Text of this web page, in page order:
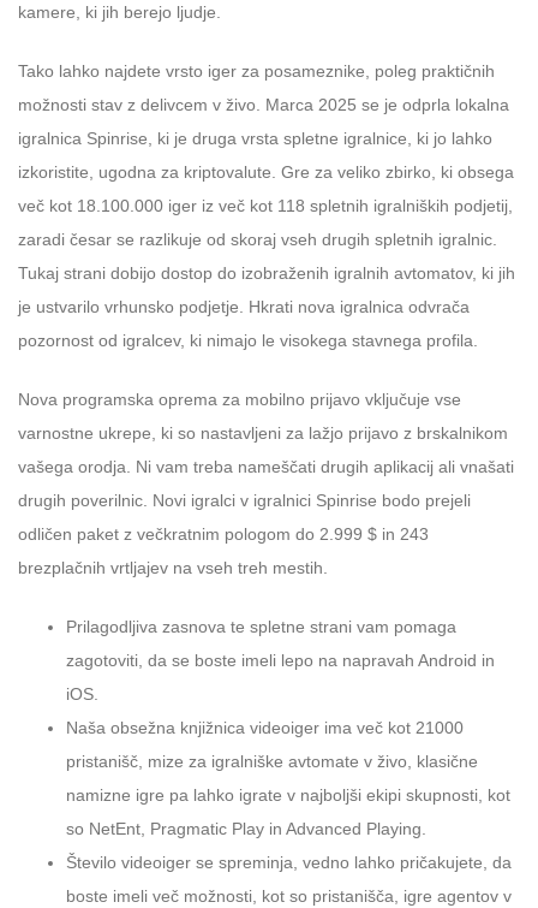
kamere, ki jih berejo ljudje.
Tako lahko najdete vrsto iger za posameznike, poleg praktičnih
možnosti stav z delivcem v živo. Marca 2025 se je odprla lokalna
igralnica Spinrise, ki je druga vrsta spletne igralnice, ki jo lahko
izkoristite, ugodna za kriptovalute. Gre za veliko zbirko, ki obsega
več kot 18.100.000 iger iz več kot 118 spletnih igralniških podjetij,
zaradi česar se razlikuje od skoraj vseh drugih spletnih igralnic.
Tukaj strani dobijo dostop do izobraženih igralnih avtomatov, ki jih
je ustvarilo vrhunsko podjetje. Hkrati nova igralnica odvrača
pozornost od igralcev, ki nimajo le visokega stavnega profila.
Nova programska oprema za mobilno prijavo vključuje vse
varnostne ukrepe, ki so nastavljeni za lažjo prijavo z brskalnikom
vašega orodja. Ni vam treba nameščati drugih aplikacij ali vnašati
drugih poverilnic. Novi igralci v igralnici Spinrise bodo prejeli
odličen paket z večkratnim pologom do 2.999 $ in 243
brezplačnih vrtljajev na vseh treh mestih.
Prilagodljiva zasnova te spletne strani vam pomaga
zagotoviti, da se boste imeli lepo na napravah Android in
iOS.
Naša obsežna knjižnica videoiger ima več kot 21000
pristanišč, mize za igralniške avtomate v živo, klasične
namizne igre pa lahko igrate v najboljši ekipi skupnosti, kot
so NetEnt, Pragmatic Play in Advanced Playing.
Število videoiger se spreminja, vedno lahko pričakujete, da
boste imeli več možnosti, kot so pristanišča, igre agentov v